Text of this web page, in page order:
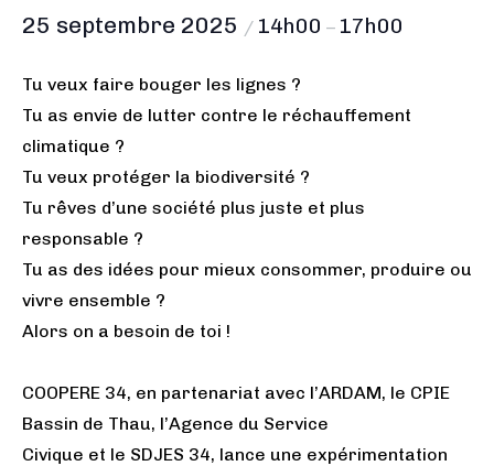
25 septembre 2025 / 14h00 – 17h00
Tu veux faire bouger les lignes ?
Tu as envie de lutter contre le réchauffement
climatique ?
Tu veux protéger la biodiversité ?
Tu rêves d’une société plus juste et plus
responsable ?
Tu as des idées pour mieux consommer, produire ou
vivre ensemble ?
Alors on a besoin de toi !
COOPERE 34, en partenariat avec l’ARDAM, le CPIE
Bassin de Thau, l’Agence du Service
Civique et le SDJES 34, lance une expérimentation